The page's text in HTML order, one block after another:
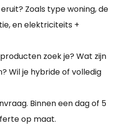
Zoals type woning, de
en elektriciteits +
zoek je? Wat zijn
Wil je hybride of volledig
Binnen een dag of 5
op maat.